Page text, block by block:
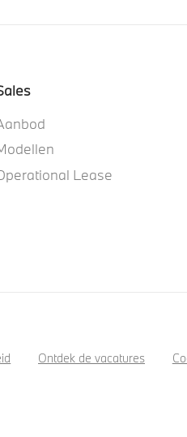
Lease
Ontdek de vacatures